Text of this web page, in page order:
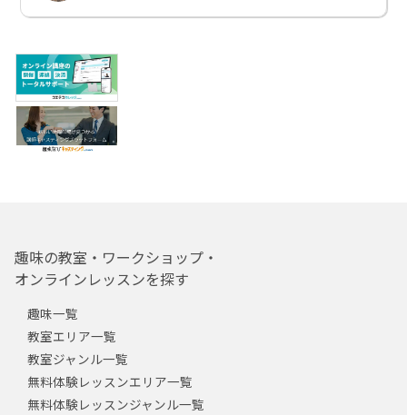
趣味の教室・ワークショップ・
オンラインレッスンを探す
趣味一覧
教室エリア一覧
教室ジャンル一覧
無料体験レッスンエリア一覧
無料体験レッスンジャンル一覧